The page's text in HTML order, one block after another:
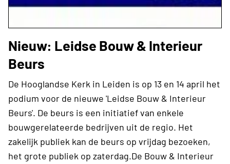
Nieuw: Leidse Bouw & Interieur
Beurs
De Hooglandse Kerk in Leiden is op 13 en 14 april het
podium voor de nieuwe 'Leidse Bouw & Interieur
Beurs'. De beurs is een initiatief van enkele
bouwgerelateerde bedrijven uit de regio. Het
zakelijk publiek kan de beurs op vrijdag bezoeken,
het grote publiek op zaterdag.De Bouw & Interieur